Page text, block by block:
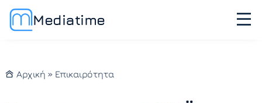
Mediatime
Αρχική » Επικαιρότητα